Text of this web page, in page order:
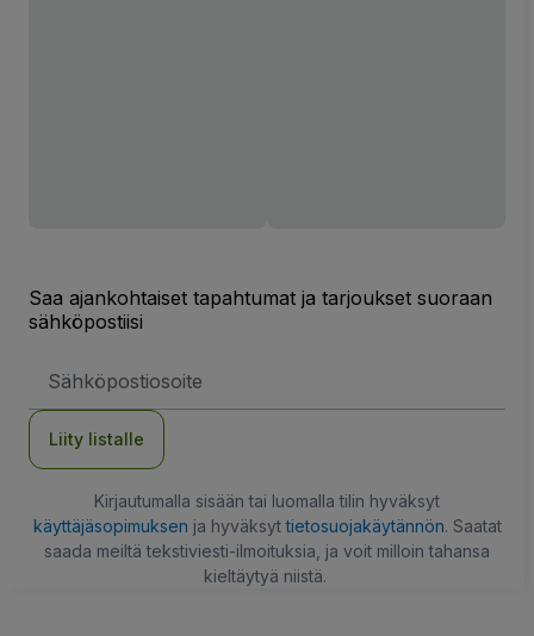
Saa ajankohtaiset tapahtumat ja tarjoukset suoraan
sähköpostiisi
Liity listalle
Kirjautumalla sisään tai luomalla tilin hyväksyt
käyttäjäsopimuksen ja hyväksyttietosuojakäytännön. Saatat
saada meiltä tekstiviesti-ilmoituksia, ja voit milloin tahansa
kieltäytyä niistä.